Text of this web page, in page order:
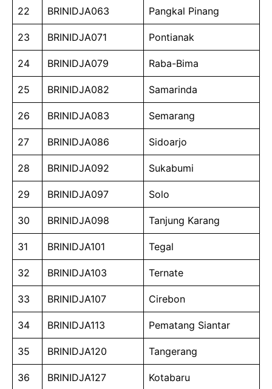
22 BRINIDJA063 Pangkal Pinang
23 BRINIDJA071 Pontianak
24 BRINIDJA079 Raba-Bima
25 BRINIDJA082 Samarinda
26 BRINIDJA083 Semarang
27 BRINIDJA086 Sidoarjo
28 BRINIDJA092 Sukabumi
29 BRINIDJA097 Solo
30 BRINIDJA098 Tanjung Karang
31 BRINIDJA101 Tegal
32 BRINIDJA103 Ternate
33 BRINIDJA107 Cirebon
34 BRINIDJA113 Pematang Siantar
35 BRINIDJA120 Tangerang
36 BRINIDJA127 Kotabaru